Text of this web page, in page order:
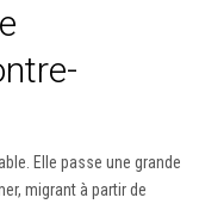
Elle passe une grande
migrant à partir de